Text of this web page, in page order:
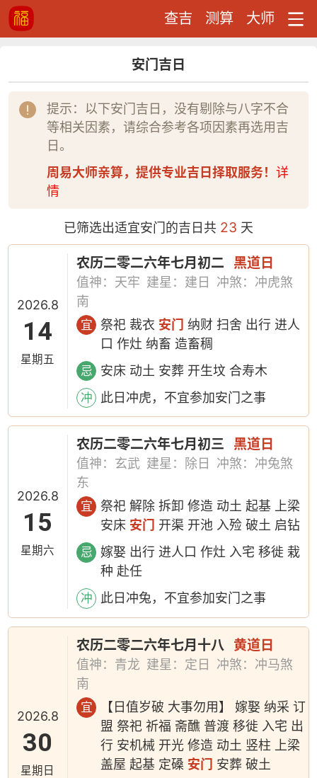
查吉 测算 大师
安门吉日
提示：以下安门吉日，没有剔除与八字不合
等相关因素，请综合参考各项因素再选用吉
日。
周易大师亲算，提供专业吉日择取服务！ 详
情
已筛选出适宜安门的吉日共 23 天
2026.8
14
星期五
农历二零二六年七月初二 黑道日
值神：天牢 建星：建日
冲煞：冲虎煞
南
宜 祭祀 裁衣 安门 纳财 扫舍 出行 进人
口 作灶 纳畜 造畜稠
忌 安床 动土 安葬 开生坟 合寿木
冲 此日冲虎，不宜参加安门之事
2026.8
15
星期六
农历二零二六年七月初三 黑道日
值神：玄武 建星：除日
冲煞：冲兔煞
东
宜
祭祀 解除 拆卸 修造 动土 起基 上梁
安床 安门 开渠 开池 入殓 破土 启钻
忌
嫁娶 出行 进人口 作灶 入宅 移徙 栽
种 赴任
冲 此日冲兔，不宜参加安门之事
2026.8
30
星期日
农历二零二六年七月十八 黄道日
值神：青龙 建星：定日
冲煞：冲马煞
南
宜
【日值岁破 大事勿用】 嫁娶 纳采 订
盟 祭祀 祈福 斋醮 普渡 移徙 入宅 出
行 安机械 开光 修造 动土 竖柱 上梁
盖屋 起基 定磉 安门 安葬 破土